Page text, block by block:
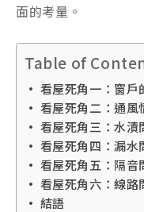
面的考量。
Table of
看屋死角一：窗戶
看屋死角二：通風
看屋死角三：水漬
看屋死角四：漏水
看屋死角五：隔音
看屋死角六：線路
結語